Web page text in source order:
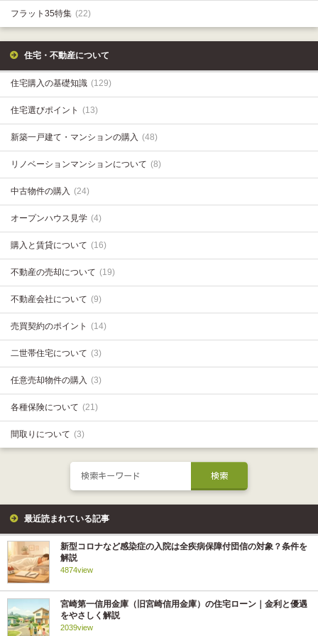
フラット35特集 (22)
住宅・不動産について
住宅購入の基礎知識 (129)
住宅選びポイント (13)
新築一戸建て・マンションの購入 (48)
リノベーションマンションについて (8)
中古物件の購入 (24)
オープンハウス見学 (4)
購入と賃貸について (16)
不動産の売却について (19)
不動産会社について (9)
売買契約のポイント (14)
二世帯住宅について (3)
任意売却物件の購入 (3)
各種保険について (21)
間取りについて (3)
最近読まれている記事
新型コロナなど感染症の入院は全疾病保障付団信の対象？条件を
解説
4874view
宮崎第一信用金庫（旧宮崎信用金庫）の住宅ローン｜金利と優遇
をやさしく解説
2039view